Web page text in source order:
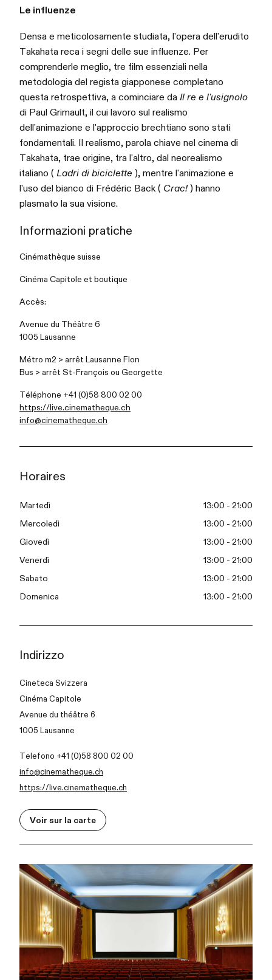
Le influenze
Densa e meticolosamente studiata, l'opera dell'erudito
Takahata reca i segni delle sue influenze. Per
comprenderle meglio, tre film essenziali nella
metodologia del regista giapponese completano
questa retrospettiva, a cominciare da Il re e l'usignolo
di Paul Grimault, il cui lavoro sul realismo
dell'animazione e l'approccio brechtiano sono stati
fondamentali. Il realismo, parola chiave nel cinema di
Takahata, trae origine, tra l'altro, dal neorealismo
italiano ( Ladri di biciclette ), mentre l'animazione e
l'uso del bianco di Frédéric Back ( Crac!) hanno
plasmato la sua visione.
Informazioni pratiche
Cinémathèque suisse
Cinéma Capitole et boutique
Accès:
Avenue du Théâtre 6
1005 Lausanne
Métro m2 > arrêt Lausanne Flon
Bus > arrêt St-François ou Georgette
Téléphone +41 (0)58 800 02 00
https://live.cinematheque.ch
info@cinematheque.ch
Horaires
Martedì 13:00 - 21:00
Mercoledì 13:00 - 21:00
Giovedì 13:00 - 21:00
Venerdì 13:00 - 21:00
Sabato 13:00 - 21:00
Domenica 13:00 - 21:00
Indirizzo
Cineteca Svizzera
Cinéma Capitole
Avenue du théâtre 6
1005 Lausanne
Telefono +41 (0)58 800 02 00
info@cinematheque.ch
https://live.cinematheque.ch
Voir sur la carte